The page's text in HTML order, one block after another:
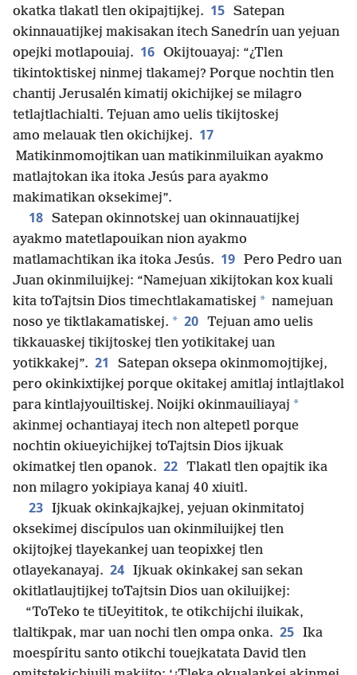
okatka tlakatl tlen okipajtijkej. 15 Satepan
okinnauatijkej makisakan itech Sanedrín uan yejuan
opejki motlapouiaj. 16 Okijtouayaj: “¿Tlen
tikintoktiskej ninmej tlakamej? Porque nochtin tlen
chantij Jerusalén kimatij okichijkej se milagro
tetlajtlachialti. Tejuan amo uelis tikijtoskej
amo melauak tlen okichijkej. 17
Matikinmomojtikan uan matikinmiluikan ayakmo
matlajtokan ika itoka Jesús para ayakmo
makimatikan oksekimej”.
18 Satepan okinnotskej uan okinnauatijkej
ayakmo matetlapouikan nion ayakmo
matlamachtikan ika itoka Jesús. 19 Pero Pedro uan
Juan okinmiluijkej: “Namejuan xikijtokan kox kuali
kita toTajtsin Dios timechtlakamatiskej * namejuan
noso ye tiktlakamatiskej. * 20 Tejuan amo uelis
tikkauaskej tikijtoskej tlen yotikitakej uan
yotikkakej”. 21
Satepan oksepa okinmomojtijkej,
pero okinkixtijkej porque okitakej amitlaj intlajtlakol
para kintlajyouiltiskej. Noijki okinmauiliayaj *
akinmej ochantiayaj itech non altepetl porque
nochtin okiueyichijkej toTajtsin Dios ijkuak
okimatkej tlen opanok. 22 Tlakatl tlen opajtik ika
non milagro yokipiaya kanaj 40 xiuitl.
23 Ijkuak okinkajkajkej, yejuan okinmitatoj
oksekimej discípulos uan okinmiluijkej tlen
okijtojkej tlayekankej uan teopixkej tlen
otlayekanayaj. 24 Ijkuak okinkakej san sekan
okitlatlaujtijkej toTajtsin Dios uan okiluijkej:
“ToTeko te tiUeyititok, te otikchijchi iluikak,
tlaltikpak, mar uan nochi tlen ompa onka. 25 Ika
moespíritu santo otikchi touejkatata David tlen